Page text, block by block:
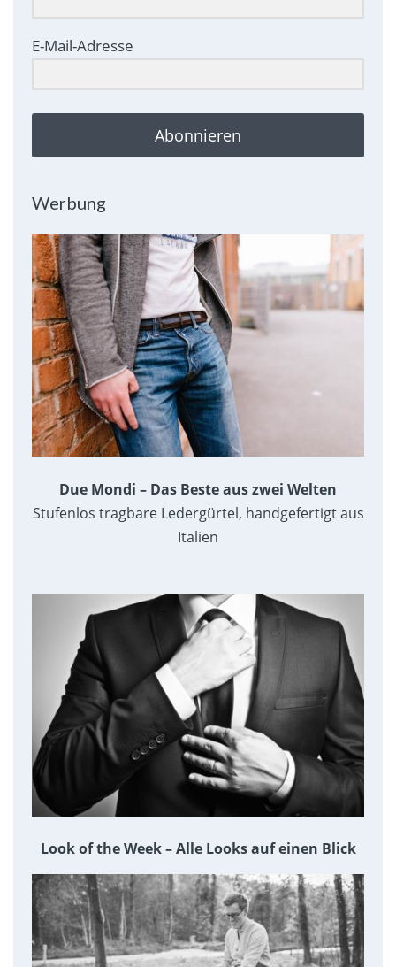
E-Mail-Adresse
Abonnieren
Werbung
Due Mondi – Das Beste aus zwei Welten
Stufenlos tragbare Ledergürtel, handgefertigt aus
Italien
Look of the Week – Alle Looks auf einen Blick